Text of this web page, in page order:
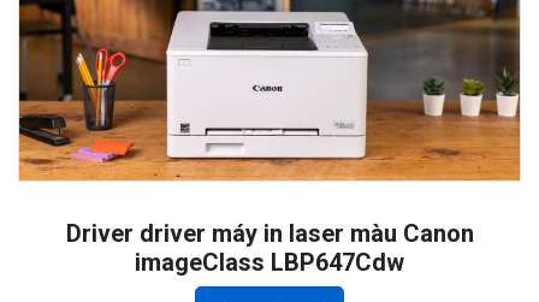
Driver driver máy in laser màu Canon
imageClass LBP647Cdw